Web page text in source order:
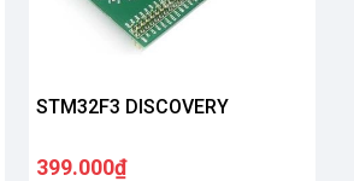
STM32F3 DISCOVERY
399.000₫